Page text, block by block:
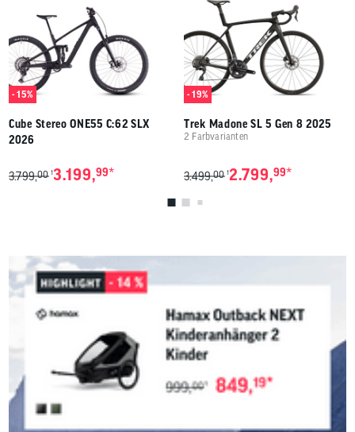
- 15%
Cube Stereo ONE55 C:62 SLX
2026
3.799,00 13.199,99*
- 19%
Trek Madone SL 5 Gen 8 2025
2 Farbvarianten
3.499,00 12.799,99*